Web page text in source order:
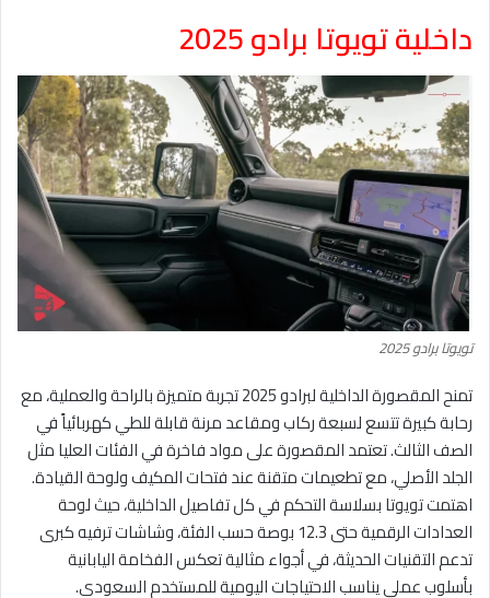
داخلية تويوتا برادو 2025
تويوتا برادو 2025
تمنح المقصورة الداخلية لبرادو 2025 تجربة متميزة بالراحة والعملية، مع
رحابة كبيرة تتسع لسبعة ركاب ومقاعد مرنة قابلة للطي كهربائياً في
الصف الثالث. تعتمد المقصورة على مواد فاخرة في الفئات العليا مثل
الجلد الأصلي، مع تطعيمات متقنة عند فتحات المكيف ولوحة القيادة.
اهتمت تويوتا بسلاسة التحكم في كل تفاصيل الداخلية، حيث لوحة
العدادات الرقمية حتى 12.3 بوصة حسب الفئة، وشاشات ترفيه كبرى
تدعم التقنيات الحديثة، في أجواء مثالية تعكس الفخامة اليابانية
بأسلوب عملي يناسب الاحتياجات اليومية للمستخدم السعودي.